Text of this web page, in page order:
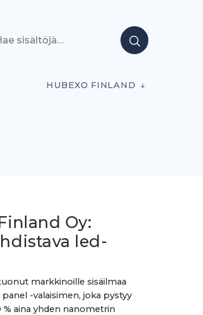
HUBEXO FINLAND
Oy:
led-
markkinoille sisäilmaa
-valaisimen, joka pystyy
aina yhden nanometrin